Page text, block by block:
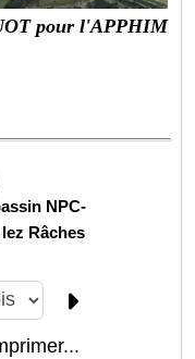
pour l'APPHIM
NPC-
Râches